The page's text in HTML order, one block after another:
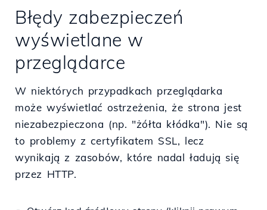
Błędy zabezpieczeń
wyświetlane w
przeglądarce
W niektórych przypadkach przeglądarka
może wyświetlać ostrzeżenia, że strona jest
niezabezpieczona (np. "żółta kłódka"). Nie są
to problemy z certyfikatem SSL, lecz
wynikają z zasobów, które nadal ładują się
przez HTTP.